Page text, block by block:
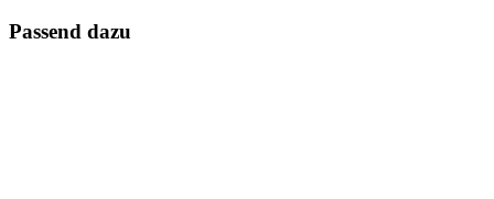
Passend dazu